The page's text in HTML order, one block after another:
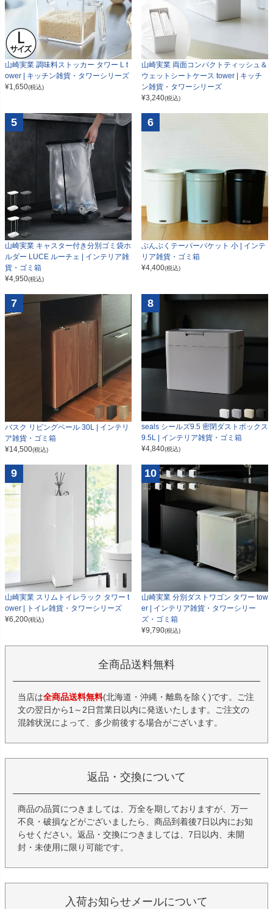
山崎実業 調味料ストッカー タワー L t
ower | キッチン雑貨・タワーシリーズ
¥1,650(税込)
山崎実業 両面コンパクトティッシュ＆
ウェットシートケース tower | キッチ
ン雑貨・タワーシリーズ
¥3,240(税込)
5
山崎実業 キャスター付き分別ゴミ袋ホ
ルダー LUCE ルーチェ | インテリア雑
貨・ゴミ箱
¥4,950(税込)
6
ぶんぶくテーパーバケット 小 | インテ
リア雑貨・ゴミ箱
¥4,400(税込)
7
バスク リビングペール 30L | インテリ
ア雑貨・ゴミ箱
¥14,500(税込)
8
seals シールズ9.5 密閉ダストボックス
9.5L | インテリア雑貨・ゴミ箱
¥4,840(税込)
9
山崎実業 スリムトイレラック タワー t
ower | トイレ雑貨・タワーシリーズ
¥6,200(税込)
10
山崎実業 分別ダストワゴン タワー tow
er | インテリア雑貨・タワーシリー
ズ・ゴミ箱
¥9,790(税込)
全商品送料無料
当店は全商品送料無料(北海道・沖縄・離島を除く)です。ご注
文の翌日から1～2日営業日以内に発送いたします。ご注文の
混雑状況によって、多少前後する場合がございます。
返品・交換について
商品の品質につきましては、万全を期しておりますが、万一
不良・破損などがございましたら、商品到着後7日以内にお知
らせください。返品・交換につきましては、7日以内、未開
封・未使用に限り可能です。
入荷お知らせメールについて